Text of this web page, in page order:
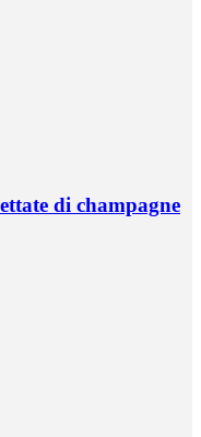
di champagne